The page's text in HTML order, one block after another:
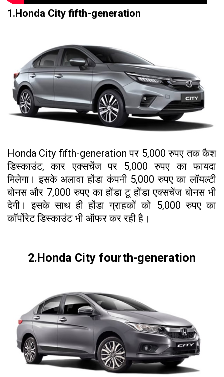
1.Honda City fifth-generation
Honda City fifth-generation पर 5,000 रुपए तक कैश
डिस्काउंट, कार एक्सचेंज पर 5,000 रुपए का फायदा
मिलेगा। इसके अलावा होंडा कंपनी 5,000 रुपए का लॉयल्टी
बोनस और 7,000 रुपए का होंडा टू होंडा एक्सचेंज बोनस भी
देगी। इसके साथ ही होंडा ग्राहकों को 5,000 रुपए का
कॉर्पोरेट डिस्काउंट भी ऑफर कर रही है।
2.Honda City fourth-generation